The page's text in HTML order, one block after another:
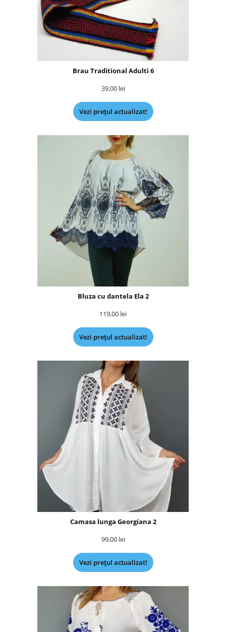
Brau Traditional Adulti 6
39,00 lei
Vezi prețul actualizat!
Bluza cu dantela Ela 2
119,00 lei
Vezi prețul actualizat!
Camasa lunga Georgiana 2
99,00 lei
Vezi prețul actualizat!